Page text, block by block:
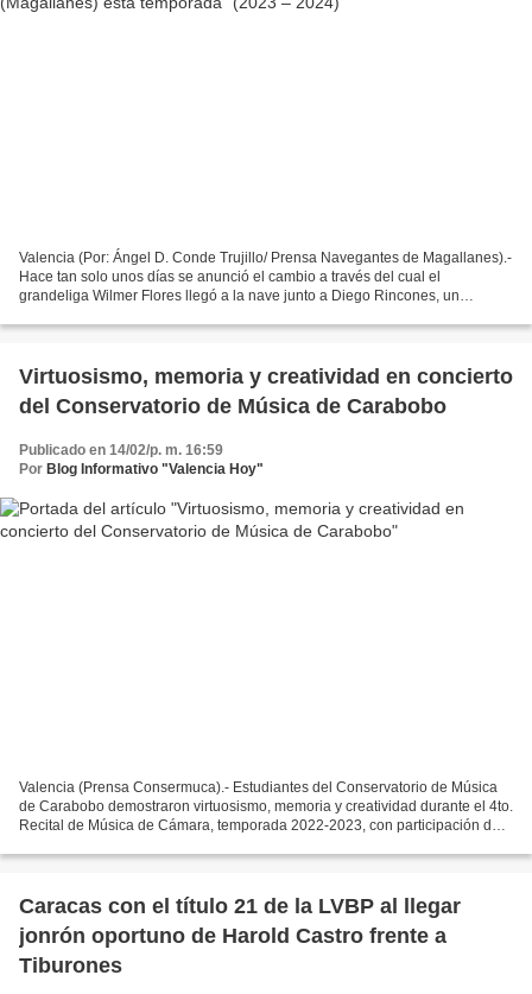
Valencia (Por: Ángel D. Conde Trujillo/ Prensa Navegantes de Magallanes).-
Hace tan solo unos días se anunció el cambio a través del cual el
grandeliga Wilmer Flores llegó a la nave junto a Diego Rincones, un
Virtuosismo, memoria y creatividad en concierto
del Conservatorio de Música de Carabobo
Publicado en 14/02/p. m. 16:59
Por Blog Informativo "Valencia Hoy"
Valencia (Prensa Consermuca).- Estudiantes del Conservatorio de Música
de Carabobo demostraron virtuosismo, memoria y creatividad durante el 4to.
Recital de Música de Cámara, temporada 2022-2023, con participación de
Caracas con el título 21 de la LVBP al llegar
jonrón oportuno de Harold Castro frente a
Tiburones